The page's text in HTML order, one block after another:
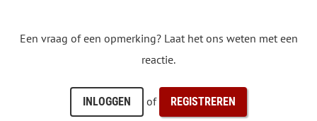
Een vraag of een opmerking? Laat het ons weten met een
reactie.
INLOGGEN of REGISTREREN